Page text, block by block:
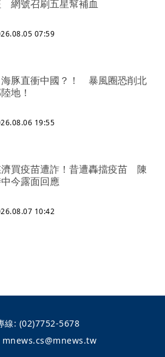
網號召刷五星幫補血
07:59
豚直衝中國？！ 暴風圈恐削北
地！
19:55
買疫苗遭詐！昔遭轟擋疫苗 陳
今露面回應
10:42
線: (02)7752-5678
mnews.cs@mnews.tw